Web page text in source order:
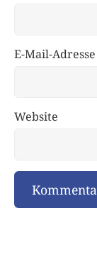
E-Mail-Adresse
Website